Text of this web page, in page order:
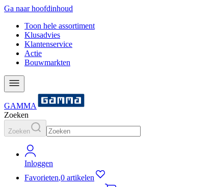
Ga naar hoofdinhoud
Toon hele assortiment
Klusadvies
Klantenservice
Actie
Bouwmarkten
GAMMA
Zoeken
Zoeken
Inloggen
Favorieten,0 artikelen